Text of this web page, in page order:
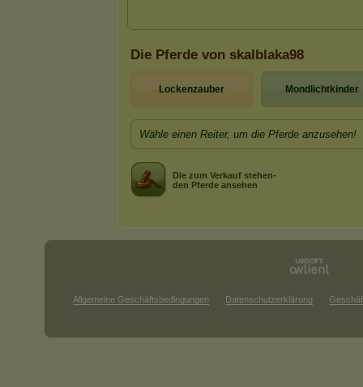
Die Pferde von skalblaka98
Lockenzauber Mondlichtkinder
Wähle einen Reiter, um die Pferde anzusehen!
Die zum Verkauf stehen-
den Pferde ansehen
Allgemeine Geschäftsbedingungen Datenschutzerklärung